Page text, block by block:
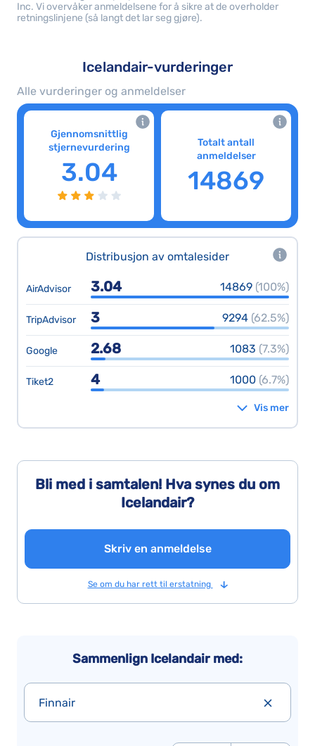
Inc. Vi overvåker anmeldelsene for å sikre at de overholder
retningslinjene (så langt det lar seg gjøre).
Icelandair-vurderinger
Alle vurderinger og anmeldelser
Gjennomsnittlig
stjernevurdering
3.04
Totalt antall
anmeldelser
14869
Distribusjon av omtalesider
AirAdvisor 3.04 14869 (100%)
TripAdvisor 3 9294 (62.5%)
Google 2.68 1083 (7.3%)
Tiket2 4 1000 (6.7%)
Vis mer
Bli med i samtalen! Hva synes du om
Icelandair?
Skriv en anmeldelse
Se om du har rett til erstatning
Sammenlign Icelandair med:
Finnair